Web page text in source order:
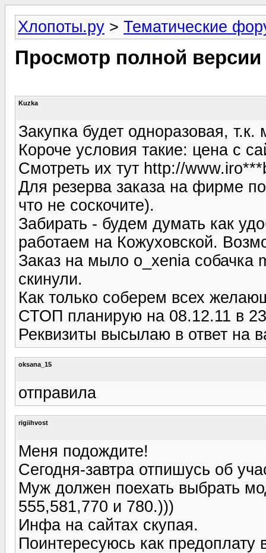
Хлопоты.ру > Тематические
Просмотр полной
Kuzka
Закупка будет одноразовая,
Короче условия такие: цена с
Смотреть их тут http://
Для резерва заказа на фирме
что не соскочите).
Забирать - будем думать как
работаем на Кожуховской.
Заказ на мыло o_xenia собачка
скинули.
Как только соберем всех
СТОП планирую на 08.12.11 в
Реквизиты высылаю в ответ на
oksana_15
отправила
rigiihvost
Меня подождите!
Сегодня-завтра отпишусь об
Муж должен поехать выбрать
555,581,770 и 780.)))
Инфа на сайтах скупая.
Поинтересуюсь как предоплату